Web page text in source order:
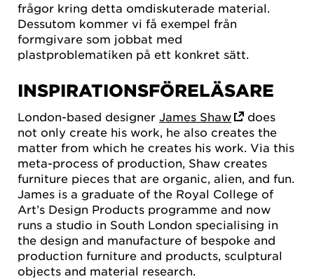
frågor kring detta omdiskuterade material.
Dessutom kommer vi få exempel från
formgivare som jobbat med
plastproblematiken på ett konkret sätt.
INSPIRATIONSFÖRELÄSARE
London-based designer James Shaw
does
not only create his work, he also creates the
matter from which he creates his work. Via this
meta-process of production, Shaw creates
furniture pieces that are organic, alien, and fun.
James is a graduate of the Royal College of
Art’s Design Products programme and now
runs a studio in South London specialising in
the design and manufacture of bespoke and
production furniture and products, sculptural
objects and material research.